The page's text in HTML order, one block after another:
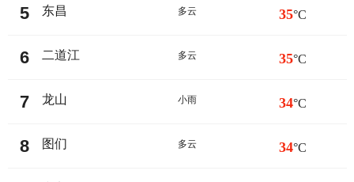
5 东昌 多云 35°C
6 二道江 多云 35°C
7 龙山 小雨 34°C
8 图们 多云 34°C